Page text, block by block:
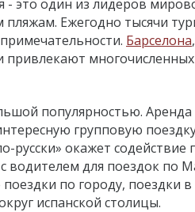
- это один из лидеров
пляжам. Ежегодно тысячи
Барселона,
привлекают
популярностью. Аренда
групповую
русски» окажет
водителем для поездок по
по городу, поездки
испанской столицы.